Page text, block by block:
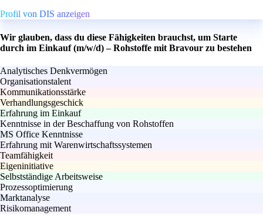
Profil von DIS anzeigen
Wir glauben, dass du diese Fähigkeiten brauchst, um Starte
durch im Einkauf (m/w/d) – Rohstoffe mit Bravour zu bestehen
Analytisches Denkvermögen
Organisationstalent
Kommunikationsstärke
Verhandlungsgeschick
Erfahrung im Einkauf
Kenntnisse in der Beschaffung von Rohstoffen
MS Office Kenntnisse
Erfahrung mit Warenwirtschaftssystemen
Teamfähigkeit
Eigeninitiative
Selbstständige Arbeitsweise
Prozessoptimierung
Marktanalyse
Risikomanagement